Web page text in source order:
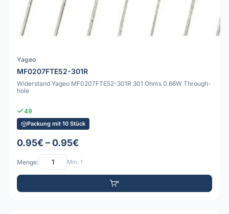
Yageo
MF0207FTE52-301R
Widerstand Yageo MF0207FTE52-301R 301 Ohms 0.66W Through-
hole
49
Packung mit 10 Stück
0.95€ – 0.95€
Menge: Min: 1